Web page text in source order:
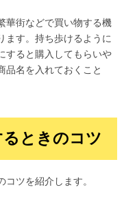
華街などで買い物する機
ます。持ち歩けるように
すると購入してもらいや
品名を入れておくこと
ときのコツ
ツを紹介します。